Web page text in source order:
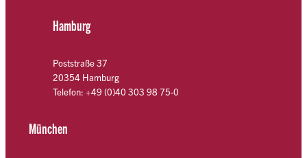
Hamburg
Poststraße 37
20354 Hamburg
Telefon: +49 (0)40 303 98 75-0
München